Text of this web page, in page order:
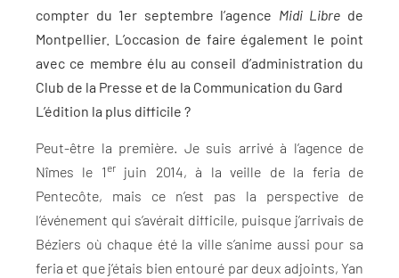
compter du 1er septembre l’agence Midi Libre de
Montpellier. L’occasion de faire également le point
avec ce membre élu au conseil d’administration du
Club de la Presse et de la Communication du Gard
L’édition la plus difficile ?
Peut-être la première. Je suis arrivé à l’agence de
Nîmes le 1erjuin 2014, à la veille de la feria de
Pentecôte, mais ce n’est pas la perspective de
l’événement qui s’avérait difficile, puisque j’arrivais de
Béziers où chaque été la ville s’anime aussi pour sa
feria et que j’étais bien entouré par deux adjoints, Yan